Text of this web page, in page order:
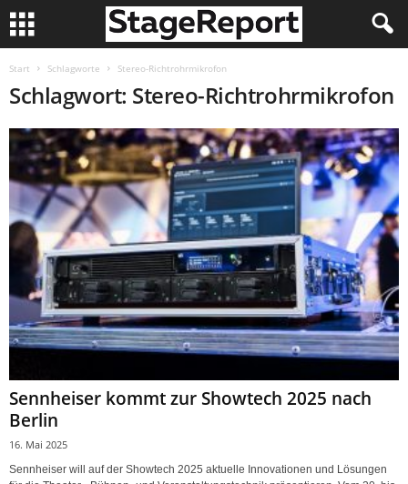
Start Schlagworte Stereo-Richtrohrmikrofon
Schlagwort: Stereo-Richtrohrmikrofon
Sennheiser kommt zur Showtech 2025 nach
Berlin
16. Mai 2025
Sennheiser will auf der Showtech 2025 aktuelle Innovationen und Lösungen